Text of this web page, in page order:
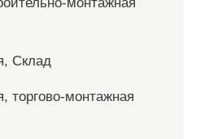
Склад
торгово-монтажная